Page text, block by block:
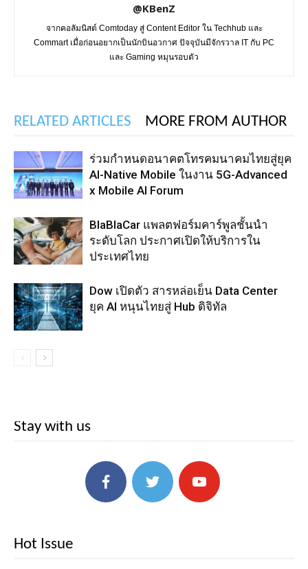
@KBenZ
จากคอลัมนิสต์ Comtoday สู่ Content Editor ใน Techhub และ
Commart เมื่อก่อนอยากเป็นนักบินอวกาศ ปัจจุบันมีจักรวาล IT กับ PC
และ Gaming หมุนรอบตัว
RELATED ARTICLES MORE FROM AUTHOR
ร่วมกำหนดอนาคตโทรคมนาคมไทยสู่ยุค
AI-Native Mobile ในงาน 5G-Advanced
x Mobile AI Forum
BlaBlaCar แพลตฟอร์มคาร์พูลชั้นนำ
ระดับโลก ประกาศเปิดให้บริการใน
ประเทศไทย
Dow เปิดตัว สารหล่อเย็น Data Center
ยุค AI หนุนไทยสู่ Hub ดิจิทัล
Stay with us
Hot Issue